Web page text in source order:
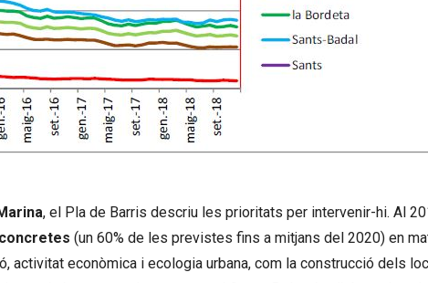
, el Pla de Barris descriu les prioritats per intervenir-hi. Al
(un 60% de les previstes fins a mitjans del 2020) en
activitat econòmica i ecologia urbana, com la construcció dels